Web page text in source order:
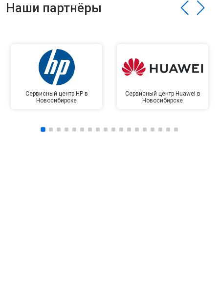
Наши партнёры
Сервисный центр HP в
Новосибирске
Сервисный центр Huawei в
Новосибирске